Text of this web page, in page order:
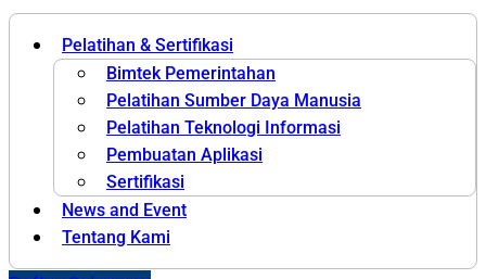
Pelatihan & Sertifikasi
Bimtek Pemerintahan
Pelatihan Sumber Daya Manusia
Pelatihan Teknologi Informasi
Pembuatan Aplikasi
Sertifikasi
News and Event
Tentang Kami